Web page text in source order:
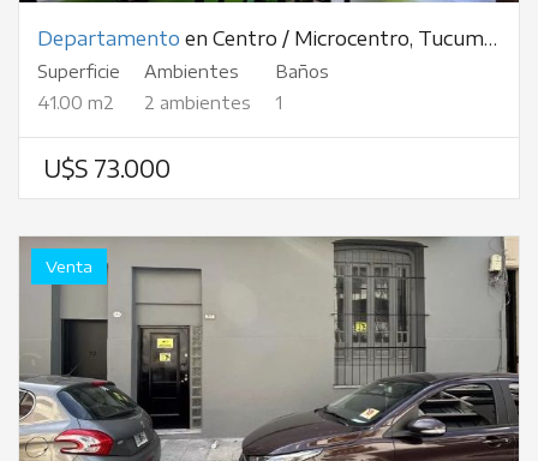
Departamento en Centro / Microcentro, Tucumán, al 300
Superficie
41.00 m2
Ambientes
2 ambientes
Baños
1
U$S 73.000
Venta